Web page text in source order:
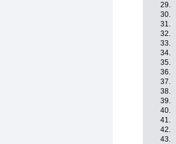
29.
30.
31.
32.
33.
34.
35.
36.
37.
38.
39.
40.
41.
42.
43.